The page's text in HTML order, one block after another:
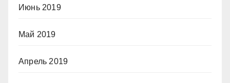
Июнь 2019
Май 2019
Апрель 2019